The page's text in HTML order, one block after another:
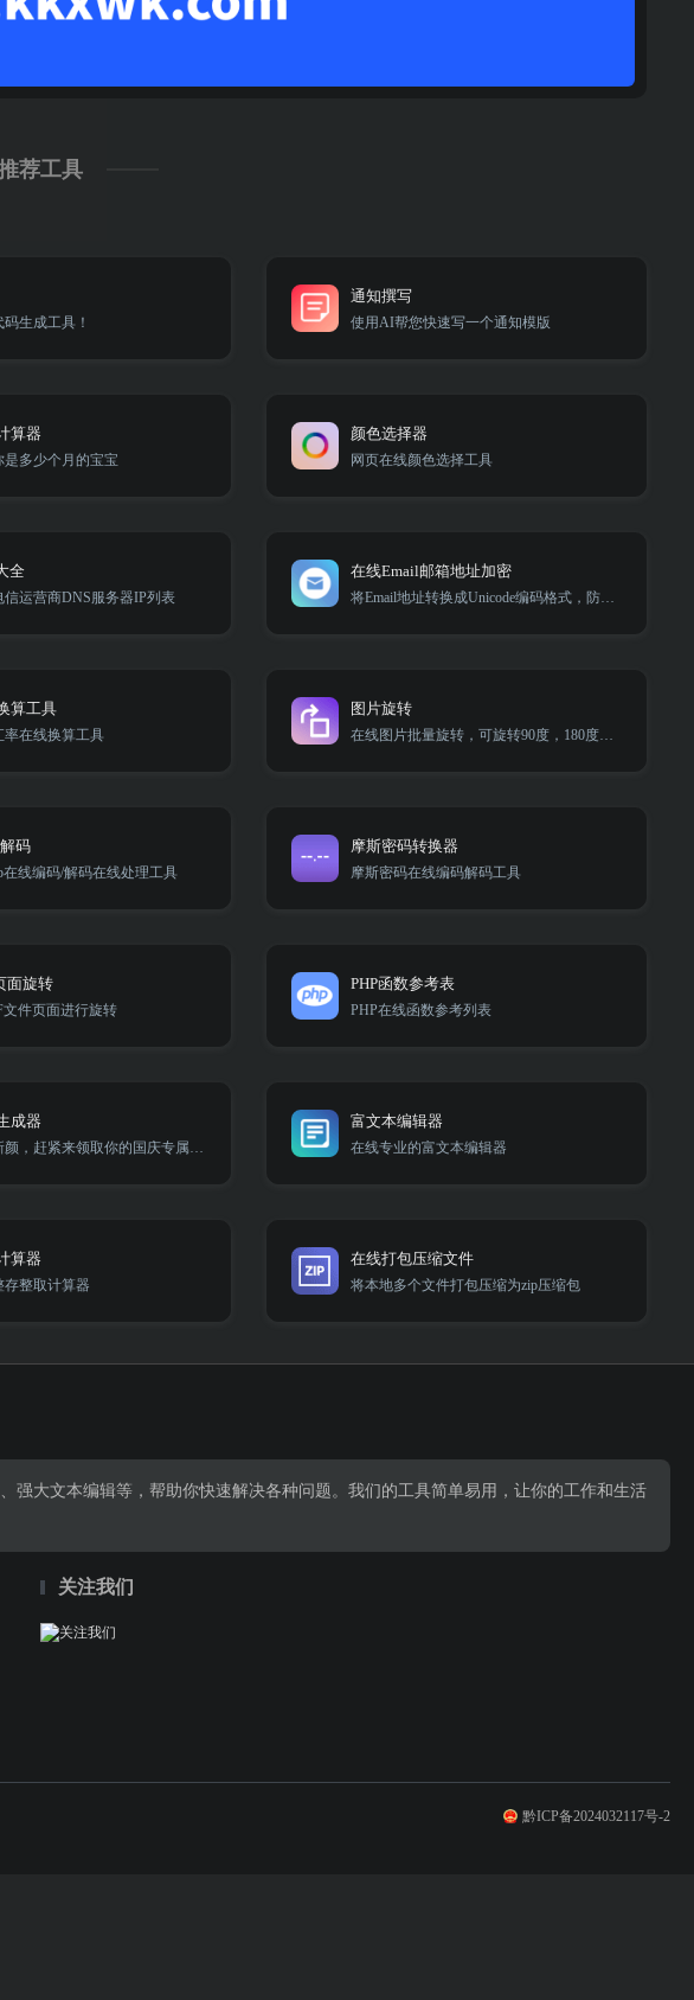
荐工具
生成工具！
通知撰写
使用AI帮您快速写一个通知模版
算器
是多少个月的宝宝
颜色选择器
网页在线颜色选择工具
全
信运营商DNS服务器IP列表
在线Email邮箱地址加密
将Email地址转换成Unicode编码格式，防止被采集
算工具
率在线换算工具
图片旋转
在线图片批量旋转，可旋转90度，180度，270度
码
在线编码/解码在线处理工具
摩斯密码转换器
摩斯密码在线编码解码工具
面旋转
文件页面进行旋转
PHP函数参考表
PHP在线函数参考列表
成器
迎国庆换新颜，赶紧来领取你的国庆专属头像吧！
富文本编辑器
在线专业的富文本编辑器
算器
存整取计算器
在线打包压缩文件
将本地多个文件打包压缩为zip压缩包
强大文本编辑等，帮助你快速解决各种问题。我们的工具简单易用，让你的工作和生活
关注我们
黔ICP备2024032117号-2